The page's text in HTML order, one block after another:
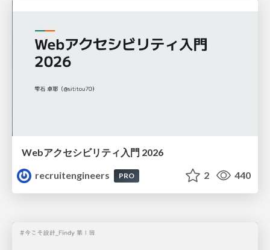
Webアクセシビリティ入門 2026
recruitengineers
PRO 2 440